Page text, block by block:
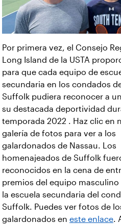
Por primera vez, el Consejo
Long Island de la USTA
para que cada equipo de
secundaria en los condados
Suffolk pudiera reconocer a
su destacada deportividad
temporada 2022 . Haz clic en
galería de fotos para ver a los
galardonados de Nassau. Los
homenajeados de Suffolk
reconocidos en la cena de
premios del equipo masculino
la escuela secundaria del
Suffolk. Puedes ver fotos de
galardonados en este enlace.